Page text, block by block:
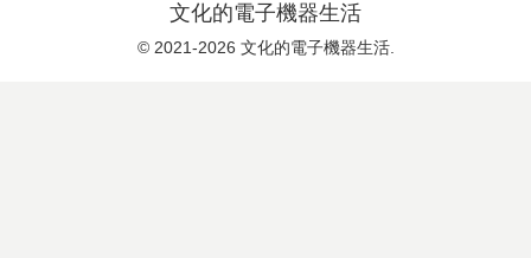
文化的電子機器生活
© 2021-2026 文化的電子機器生活.